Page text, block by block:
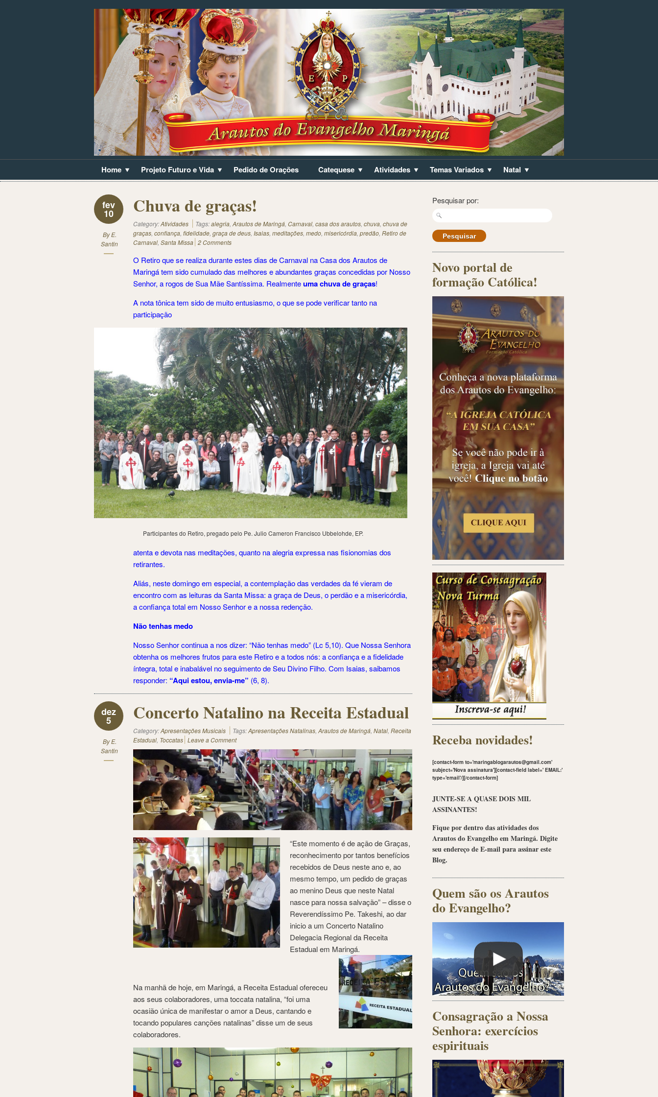
Home Projeto Futuro e Vida Pedido de Orações Catequese Atividades Temas Variados Natal
fev
10
ByE.
Santin
Chuva de graças!
Category:Atividades Tags:alegria, Arautos de Maringá, Carnaval, casa dos arautos, chuva, chuva de
graças, confiança, fidelidade, graça de deus, Isaias, meditações, medo, misericórdia, predão, Retiro de
Carnaval, Santa Missa 2 Comments
O Retiro que se realiza durante estes dias de Carnaval na Casa dos Arautos de
Maringá tem sido cumulado das melhores e abundantes graças concedidas por Nosso
Senhor, a rogos de Sua Mãe Santíssima. Realmenteuma chuva de graças!
A nota tônica tem sido de muito entusiasmo, o que se pode verificar tanto na
participação
Participantes do Retiro, pregado pelo Pe. Julio Cameron Francisco Ubbelohde, EP.
atenta e devota nas meditações, quanto na alegria expressa nas fisionomias dos
retirantes.
Aliás, neste domingo em especial, a contemplação das verdades da fé vieram de
encontro com as leituras da Santa Missa: a graça de Deus, o perdão e a misericórdia,
a confiança total em Nosso Senhor e a nossa redenção.
Não tenhas medo
Nosso Senhor continua a nos dizer: “Não tenhas medo” (Lc 5,10). Que Nossa Senhora
obtenha os melhores frutos para este Retiro e a todos nós: a confiança e a fidelidade
íntegra, total e inabalável no seguimento de Seu Divino Filho. Com Isaias, saibamos
responder: “Aqui estou, envia-me” (6, 8).
dez
5
ByE.
Santin
Concerto Natalino na Receita Estadual
Category:Apresentações Musicais Tags:Apresentações Natalinas, Arautos de Maringá, Natal, Receita
Estadual, Toccatas Leave a Comment
“Este momento é de ação de Graças,
reconhecimento por tantos benefícios
recebidos de Deus neste ano e, ao
mesmo tempo, um pedido de graças
ao menino Deus que neste Natal
nasce para nossa salvação” – disse o
Reverendíssimo Pe. Takeshi, ao dar
inicio a um Concerto Natalino
Delegacia Regional da Receita
Estadual em Maringá.
Na manhã de hoje, em Maringá, a Receita Estadual ofereceu
aos seus colaboradores, uma toccata natalina, “foi uma
ocasião única de manifestar o amor a Deus, cantando e
tocando populares canções natalinas” disse um de seus
colaboradores.
Pesquisar por:
Novo portal de
formação Católica!
Receba novidades!
[contact-form to='maringablogarautos@gmail.com'
subject='Nova assinatura'][contact-field label=' EMAIL:'
type='email'/][/contact-form]
JUNTE-SE A QUASE DOIS MIL
ASSINANTES!
Fique por dentro das atividades dos
Arautos do Evangelho em Maringá. Digite
seu endereço de E-mail para assinar este
Blog.
Quem são os Arautos
do Evangelho?
Consagração a Nossa
Senhora: exercícios
espirituais